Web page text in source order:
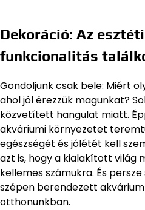
Dekoráció: Az
funkcionalitás
Gondoljunk csak bele: Miért
ahol jól érezzük magunkat?
közvetített hangulat miatt.
akváriumi környezetet
egészségét és jólétét kell
azt is, hogy a kialakított világ
kellemes számukra. És
szépen berendezett
otthonunkban.